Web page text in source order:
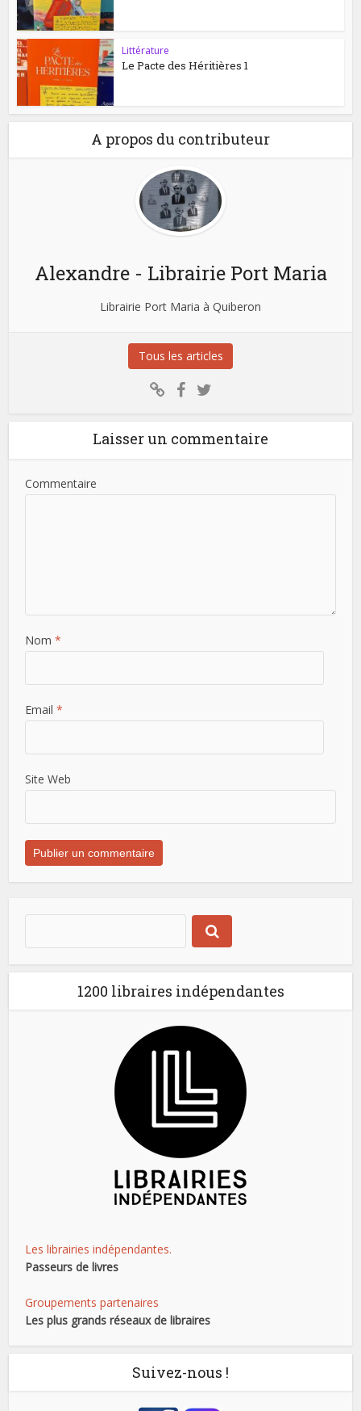
Littérature
Le Pacte des Héritières 1
A propos du contributeur
Alexandre - Librairie Port Maria
Librairie Port Maria à Quiberon
Tous les articles
Laisser un commentaire
Commentaire
Nom *
Email *
Site Web
1200 libraires indépendantes
Les librairies indépendantes.
Passeurs de livres
Groupements partenaires
Les plus grands réseaux de libraires
Suivez-nous !